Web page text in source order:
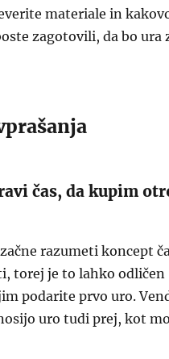
materiale in
zagotovili, da bo ura
čas, da kupim
razumeti koncept
torej je to lahko odličen
podarite prvo uro.
uro tudi prej, kot